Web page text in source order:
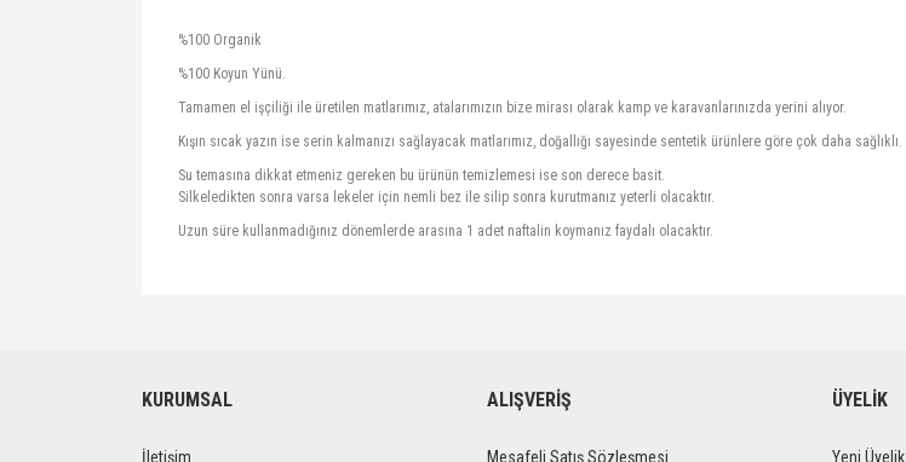
%100 Organik
%100 Koyun Yünü.
Tamamen el işçiliği ile üretilen matlarımız, atalarımızın bize mirası olarak kamp ve karavanlarınızda yerini alıyor.
Kışın sıcak yazın ise serin kalmanızı sağlayacak matlarımız, doğallığı sayesinde sentetik ürünlere göre çok daha sağlıklı.
Su temasına dikkat etmeniz gereken bu ürünün temizlemesi ise son derece basit.
Silkeledikten sonra varsa lekeler için nemli bez ile silip sonra kurutmanız yeterli olacaktır.
Uzun süre kullanmadığınız dönemlerde arasına 1 adet naftalin koymanız faydalı olacaktır.
Ürün resmi kalitesiz, bozuk veya görüntülenemiyor.
KURUMSAL
İletişim
ALIŞVERİŞ
Mesafeli Satış Sözleşmesi
ÜYELİK
Yeni Üyelik